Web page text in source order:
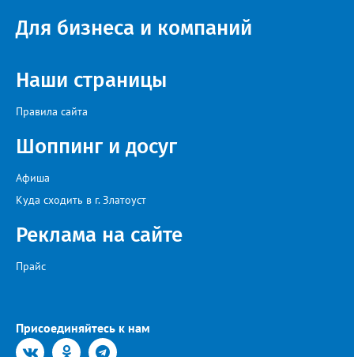
Для бизнеса и компаний
Наши страницы
Правила сайта
Шоппинг и досуг
Афиша
Куда сходить в г. Златоуст
Реклама на сайте
Прайс
Присоединяйтесь к нам